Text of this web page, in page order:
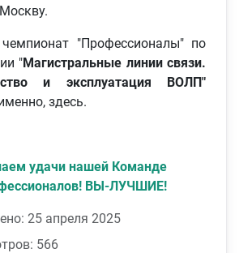
"Профессионалы" по
"Магистральные линии связи.
и эксплуатация ВОЛП"
здесь.
удачи нашей Команде
ВЫ-ЛУЧШИЕ!
25 апреля 2025
566